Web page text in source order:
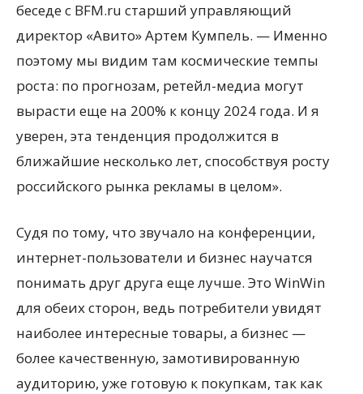
беседе с BFM.ru старший управляющий
директор «Авито» Артем Кумпель. — Именно
поэтому мы видим там космические темпы
роста: по прогнозам, ретейл-медиа могут
вырасти еще на 200% к концу 2024 года. И я
уверен, эта тенденция продолжится в
ближайшие несколько лет, способствуя росту
российского рынка рекламы в целом».
Судя по тому, что звучало на конференции,
интернет-пользователи и бизнес научатся
понимать друг друга еще лучше. Это WinWin
для обеих сторон, ведь потребители увидят
наиболее интересные товары, а бизнес —
более качественную, замотивированную
аудиторию, уже готовую к покупкам, так как